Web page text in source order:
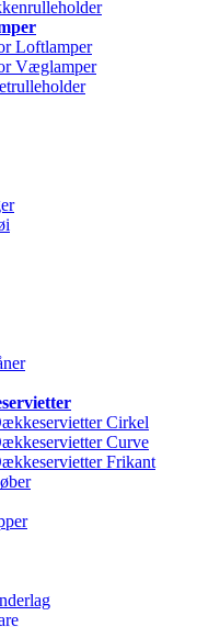
Loftlamper
Væglamper
Cirkel
Curve
Frikant